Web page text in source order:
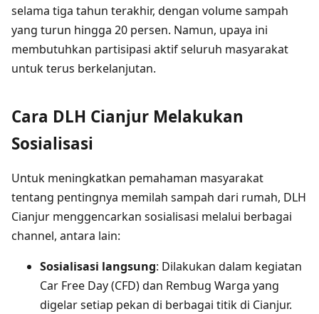
selama tiga tahun terakhir, dengan volume sampah
yang turun hingga 20 persen. Namun, upaya ini
membutuhkan partisipasi aktif seluruh masyarakat
untuk terus berkelanjutan.
Cara DLH Cianjur Melakukan
Sosialisasi
Untuk meningkatkan pemahaman masyarakat
tentang pentingnya memilah sampah dari rumah, DLH
Cianjur menggencarkan sosialisasi melalui berbagai
channel, antara lain:
Sosialisasi langsung: Dilakukan dalam kegiatan
Car Free Day (CFD) dan Rembug Warga yang
digelar setiap pekan di berbagai titik di Cianjur.